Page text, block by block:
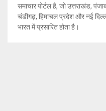
समाचार पोर्टल है, जो उत्तराखंड,
चंडीगढ़, हिमाचल प्रदेश और नई
भारत में प्रसारित होता है।